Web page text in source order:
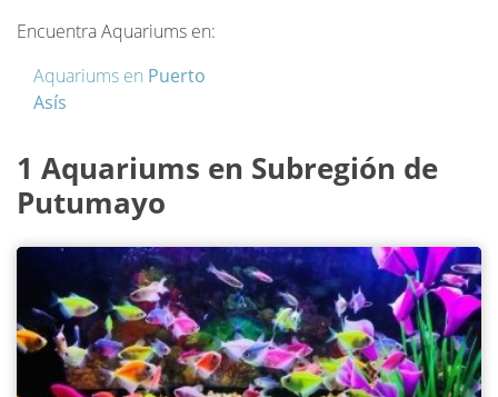
Encuentra Aquariums en:
Aquariums en Puerto
Asís
1 Aquariums en Subregión de
Putumayo